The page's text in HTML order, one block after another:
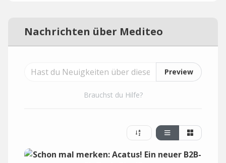
Nachrichten über Mediteo
Preview
Brauchst du Hilfe?